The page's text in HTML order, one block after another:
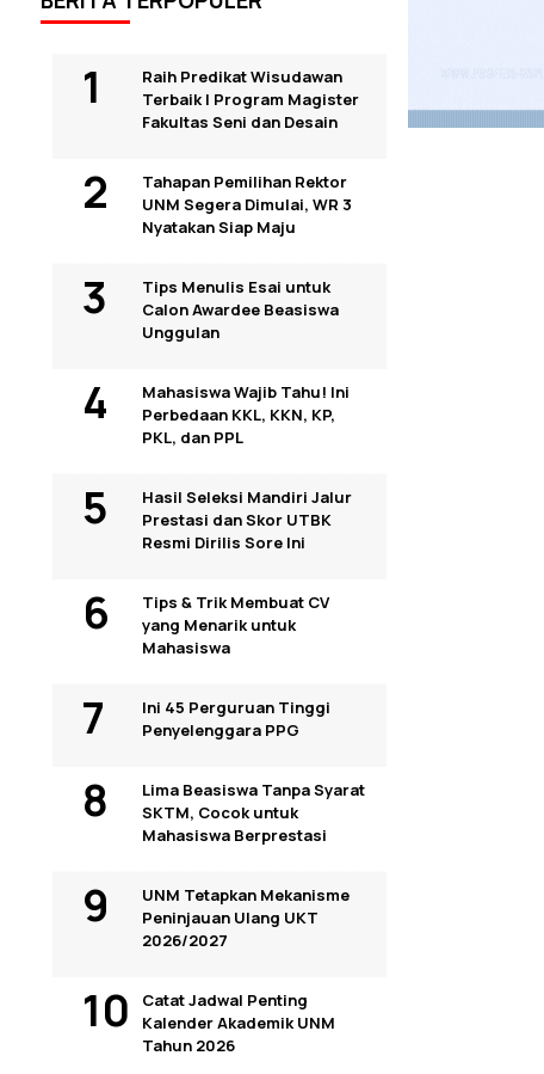
Raih Predikat Wisudawan
Terbaik I Program Magister
Fakultas Seni dan Desain
Tahapan Pemilihan Rektor
UNM Segera Dimulai, WR 3
Nyatakan Siap Maju
Tips Menulis Esai untuk
Calon Awardee Beasiswa
Unggulan
Mahasiswa Wajib Tahu! Ini
Perbedaan KKL, KKN, KP,
PKL, dan PPL
Hasil Seleksi Mandiri Jalur
Prestasi dan Skor UTBK
Resmi Dirilis Sore Ini
Tips & Trik Membuat CV
yang Menarik untuk
Mahasiswa
Ini 45 Perguruan Tinggi
Penyelenggara PPG
Lima Beasiswa Tanpa Syarat
SKTM, Cocok untuk
Mahasiswa Berprestasi
UNM Tetapkan Mekanisme
Peninjauan Ulang UKT
2026/2027
Catat Jadwal Penting
Kalender Akademik UNM
Tahun 2026